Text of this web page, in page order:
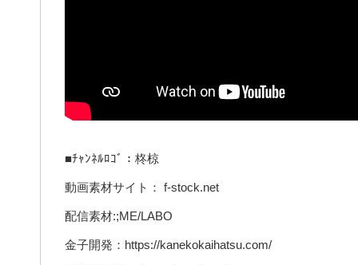
■ﾁｬﾝﾈﾙﾛｺﾞ：柊椋
動画素材サイト： f-stock.net
配信素材:;ME/LABO
金子開発：https://kanekokaihatsu.com/